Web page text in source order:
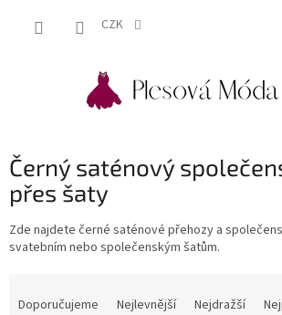
CZK
Černý saténový
přes šaty
Zde najdete černé saténové přehozy a
svatebním nebo společenským šatům.
Doporučujeme Nejlevnější Nejdražší